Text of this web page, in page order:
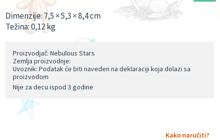
Dimenzije: 7,5 × 5,3 × 8,4 cm
Težina: 0,12 kg
Proizvodjač: Nebulous Stars
Zemlja proizvodnje:
Uvoznik: Podatak će biti naveden na deklaraciji koja dolazi sa
proizvodom
Nije za decu ispod 3 godine
Kako naručiti?